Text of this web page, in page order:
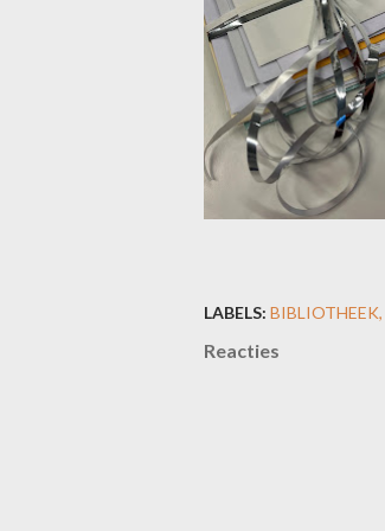
LABELS: BIBLIOTHEEK
Reacties